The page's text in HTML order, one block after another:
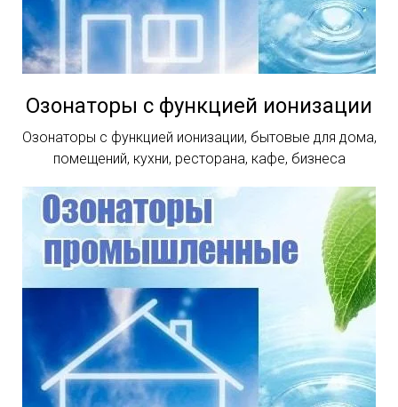
Озонаторы с функцией ионизации
Озонаторы с функцией ионизации, бытовые для дома,
помещений, кухни, ресторана, кафе, бизнеса